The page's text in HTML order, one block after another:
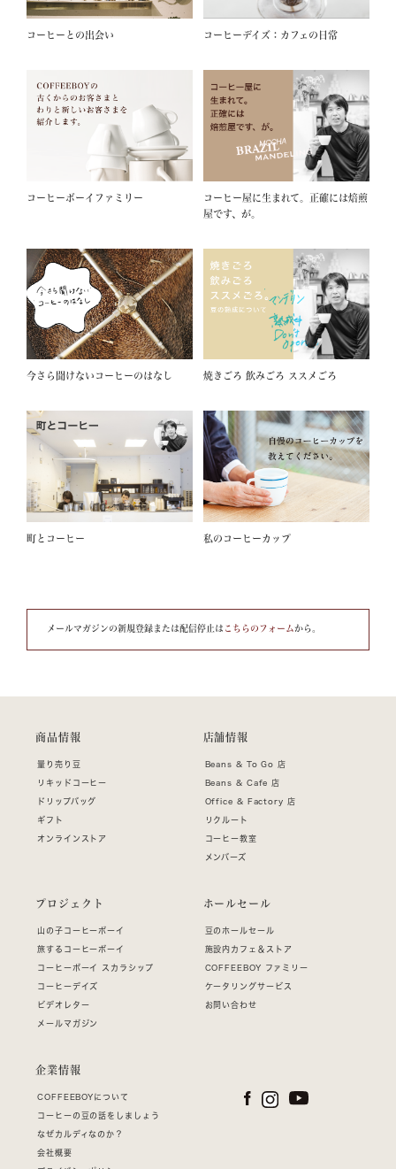
コーヒーとの出会い コーヒーデイズ：カフェの日常
コーヒーボーイファミリー
コーヒー屋に生まれて。正確には焙煎
屋です、が。
今さら聞けないコーヒーのはなし 焼きごろ 飲みごろ ススメごろ
町とコーヒー 私のコーヒーカップ
メールマガジンの新規登録または配信停止は こちらのフォーム から。
商品情報
量り売り豆
リキッドコーヒー
ドリップバッグ
ギフト
オンラインストア
店舗情報
Beans & To Go 店
Beans & Cafe 店
Office & Factory 店
リクルート
コーヒー教室
メンバーズ
プロジェクト
山の子コーヒーボーイ
旅するコーヒーボーイ
コーヒーボーイ スカラシップ
コーヒーデイズ
ビデオレター
メールマガジン
ホールセール
豆のホールセール
施設内カフェ＆ストア
COFFEEBOY ファミリー
ケータリングサービス
お問い合わせ
企業情報
COFFEEBOYについて
コーヒーの豆の話をしましょう
なぜカルディなのか？
会社概要